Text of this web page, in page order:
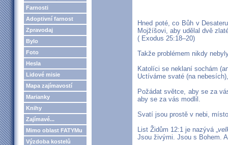
Farnosti
Adoptivní farnost
Zpravodaj
Bylo
Foto
Hesla
Lidové misie
Mapa zajímavostí
Marianky
Knihy
Zajímavé...
Mimo oblast FATYMu
Výzdoba kostelů
Hned poté, co Bůh v
Mojžíšovi, aby udělal dvě
( Exodus 25:18–20)
Takže problémem nikdy
Katolíci se neklaní sochám
Uctíváme svaté (na
Požádat světce, aby se za
aby se za vás modlil.
Svatí jsou prostě v nebi,
List Židům 12:1 je nazývá „
Jsou živými. Jsou s Bohem.